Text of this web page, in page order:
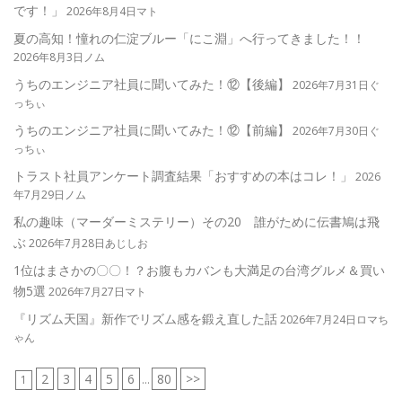
です！」
2026年8月4日マト
夏の高知！憧れの仁淀ブルー「にこ淵」へ行ってきました！！
2026年8月3日ノム
うちのエンジニア社員に聞いてみた！⑫【後編】
2026年7月31日ぐ
っちぃ
うちのエンジニア社員に聞いてみた！⑫【前編】
2026年7月30日ぐ
っちぃ
トラスト社員アンケート調査結果「おすすめの本はコレ！」
2026
年7月29日ノム
私の趣味（マーダーミステリー）その20 誰がために伝書鳩は飛
ぶ 2026年7月28日あじしお
1位はまさかの〇〇！？お腹もカバンも大満足の台湾グルメ＆買い
物5選 2026年7月27日マト
『リズム天国』新作でリズム感を鍛え直した話2026年7月24日ロマち
ゃん
1 2 3 4 5 6 ... 80 >>